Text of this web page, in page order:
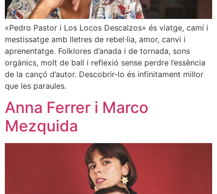
«Pedro Pastor i Los Locos Descalzos» és viatge, camí i
mestissatge amb lletres de rebel·lia, amor, canvi i
aprenentatge. Folklores d’anada i de tornada, sons
orgànics, molt de ball i reflexió sense perdre l’essència
de la cançó d’autor. Descobrir-lo és infinitament millor
que les paraules.
Anna Ferrer i Marco
Mezquida